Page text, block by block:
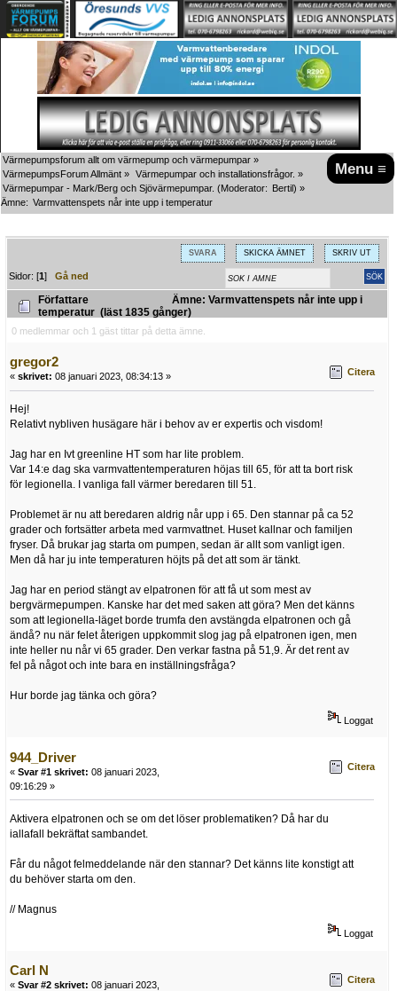
Menu ≡
Värmepumpsforum allt om värmepump och värmepumpar »
VärmepumpsForum Allmänt » Värmepumpar och installationsfrågor. »
Värmepumpar - Mark/Berg och Sjövärmepumpar. (Moderator: Bertil) »
Ämne: Varmvattenspets når inte upp i temperatur
SVARA SKICKA ÄMNET SKRIV UT
Sidor: [1]Gå ned
Författare
Ämne: Varmvattenspets når inte upp i
temperatur (läst 1835 gånger)
0 medlemmar och 1 gäst tittar på detta ämne.
gregor2
« skrivet: 08 januari 2023, 08:34:13 » Citera
Hej!
Relativt nybliven husägare här i behov av er expertis och visdom!
Jag har en Ivt greenline HT som har lite problem.
Var 14:e dag ska varmvattentemperaturen höjas till 65, för att ta bort risk
för legionella. I vanliga fall värmer beredaren till 51.
Problemet är nu att beredaren aldrig når upp i 65. Den stannar på ca 52
grader och fortsätter arbeta med varmvattnet. Huset kallnar och familjen
fryser. Då brukar jag starta om pumpen, sedan är allt som vanligt igen.
Men då har ju inte temperaturen höjts på det att som är tänkt.
Jag har en period stängt av elpatronen för att få ut som mest av
bergvärmepumpen. Kanske har det med saken att göra? Men det känns
som att legionella-läget borde trumfa den avstängda elpatronen och gå
ändå? nu när felet återigen uppkommit slog jag på elpatronen igen, men
inte heller nu når vi 65 grader. Den verkar fastna på 51,9. Är det rent av
fel på något och inte bara en inställningsfråga?
Hur borde jag tänka och göra?
Loggat
944_Driver
« Svar #1 skrivet: 08 januari 2023,
09:16:29 »
Citera
Aktivera elpatronen och se om det löser problematiken? Då har du
iallafall bekräftat sambandet.
Får du något felmeddelande när den stannar? Det känns lite konstigt att
du behöver starta om den.
// Magnus
Loggat
Carl N
« Svar #2 skrivet: 08 januari 2023,
Citera